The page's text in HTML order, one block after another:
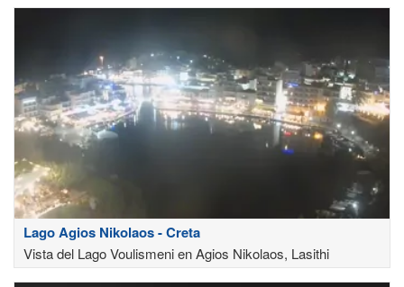
Lago Agios Nikolaos - Creta
Vista del Lago Voulismeni en Agios Nikolaos, Lasithi